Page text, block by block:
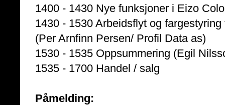
1400 - 1430 Nye funksjoner i Eizo
1430 - 1530 Arbeidsflyt og
(Per Arnfinn Persen/ Profil Data as)
1530 - 1535 Oppsummering (Egil
1535 - 1700 Handel / salg
Påmelding: